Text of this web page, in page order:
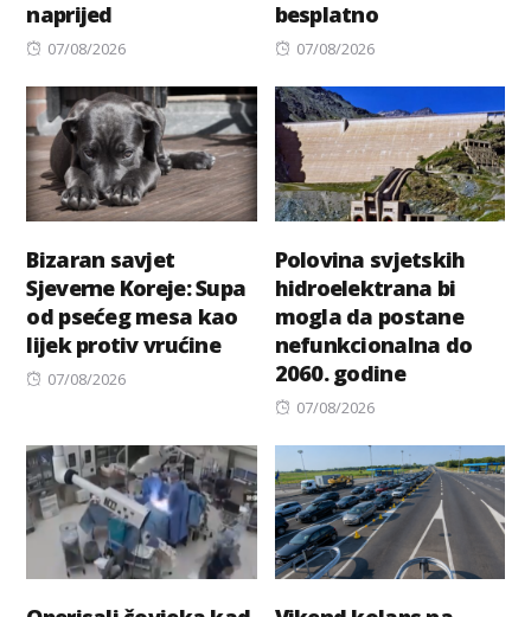
naprijed
Posted
07/08/2026
besplatno
Posted
07/08/2026
Bizaran savjet
Sjeverne Koreje: Supa
od psećeg mesa kao
lijek protiv vrućine
Posted
07/08/2026
Polovina svjetskih
hidroelektrana bi
mogla da postane
nefunkcionalna do
2060. godine
Posted
07/08/2026